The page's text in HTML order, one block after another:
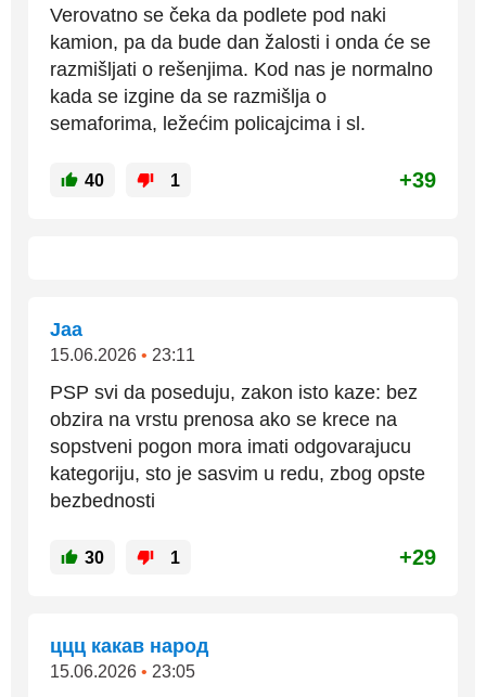
Verovatno se čeka da podlete pod naki
kamion, pa da bude dan žalosti i onda će se
razmišljati o rešenjima. Kod nas je normalno
kada se izgine da se razmišlja o
semaforima, ležećim policajcima i sl.
40 1 +39
Jaa
15.06.2026 • 23:11
PSP svi da poseduju, zakon isto kaze: bez
obzira na vrstu prenosa ako se krece na
sopstveni pogon mora imati odgovarajucu
kategoriju, sto je sasvim u redu, zbog opste
bezbednosti
30 1 +29
ццц какав народ
15.06.2026 • 23:05